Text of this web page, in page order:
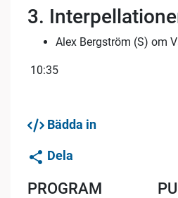
3.
Alex Bergström (S) om
10:35
Bädda in
Dela
PROGRAM